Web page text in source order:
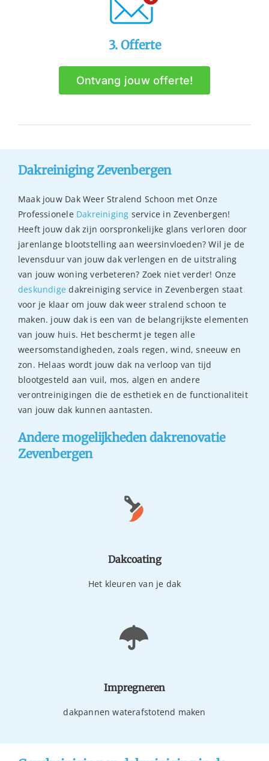
3. Offerte
Ontvang jouw offerte!
Dakreiniging Zevenbergen
Maak jouw Dak Weer Stralend Schoon met Onze
Professionele Dakreiniging service in Zevenbergen!
Heeft jouw dak zijn oorspronkelijke glans verloren door
jarenlange blootstelling aan weersinvloeden? Wil je de
levensduur van jouw dak verlengen en de uitstraling
van jouw woning verbeteren? Zoek niet verder! Onze
deskundige dakreiniging service in Zevenbergen staat
voor je klaar om jouw dak weer stralend schoon te
maken. jouw dak is een van de belangrijkste elementen
van jouw huis. Het beschermt je tegen alle
weersomstandigheden, zoals regen, wind, sneeuw en
zon. Helaas wordt jouw dak na verloop van tijd
blootgesteld aan vuil, mos, algen en andere
verontreinigingen die de esthetiek en de functionaliteit
van jouw dak kunnen aantasten.
Andere mogelijkheden dakrenovatie
Zevenbergen
Dakcoating
Het kleuren van je dak
Impregneren
dakpannen waterafstotend maken